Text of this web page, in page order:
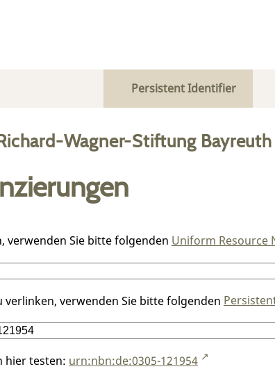
Persistent Identifier
Wagner-Stiftung Bayreuth
verwenden Sie bitte folgenden Uniform Resource
verwenden Sie bitte folgenden
hier testen: urn:nbn:de:0305-121954